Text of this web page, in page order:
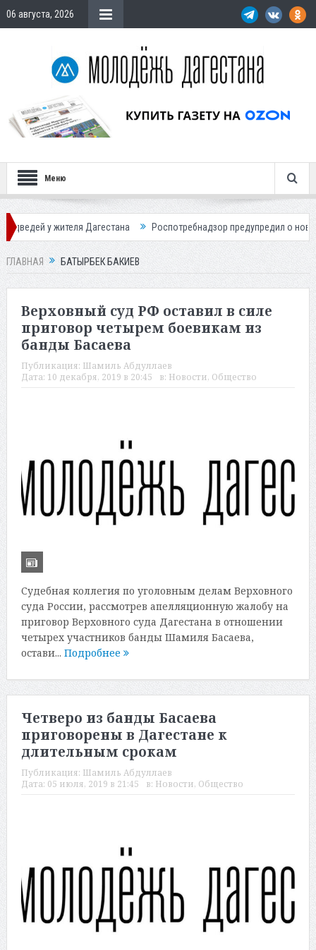
06 августа, 2026
Меню
жителя Дагестана Роспотребнадзор предупредил о новом пике
ГЛАВНАЯ БАТЫРБЕК БАКИЕВ
Верховный суд РФ оставил в силе
приговор четырем боевикам из
банды Басаева
Публикация: Шамиль Абдуллаев
Дата: 10 декабря, 2019 в 20:45 в: Новости, Общество
Судебная коллегия по уголовным делам Верховного
суда России, рассмотрев апелляционную жалобу на
приговор Верховного суда Дагестана в отношении
четырех участников банды Шамиля Басаева,
остави... Подробнее
Четверо из банды Басаева
приговорены в Дагестане к
длительным срокам
Публикация: Шамиль Абдуллаев
Дата: 05 июля, 2019 в 21:45 в: Новости, Общество